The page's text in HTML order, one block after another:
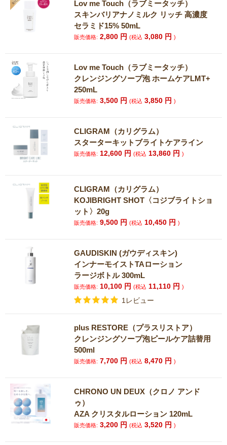
Lov me Touch（ラブミータッチ）
スキンバリアナノミルク リッチ 高濃度
セラミド15% 50mL
販売価格: 2,800 円(税込 3,080 円)
Lov me Touch（ラブミータッチ）
クレンジングソープ泡 ホームケアLMT+
250mL
販売価格: 3,500 円(税込 3,850 円)
CLIGRAM（カリグラム）
スターターキットブライトケアライン
販売価格: 12,600 円(税込 13,860 円)
CLIGRAM（カリグラム）
KOJIBRIGHT SHOT〈コジブライトショ
ット〉20g
販売価格: 9,500 円(税込 10,450 円)
GAUDISKIN (ガウディスキン)
インナーモイストTAローション
ラージボトル 300mL
販売価格: 10,100 円(税込 11,110 円)
1レビュー
plus RESTORE（プラスリストア）
クレンジングソープ泡ピールケア詰替用
500ml
販売価格: 7,700 円(税込 8,470 円)
CHRONO UN DEUX（クロノ アンド
ゥ）
AZA クリスタルローション 120mL
販売価格: 3,200 円(税込 3,520 円)